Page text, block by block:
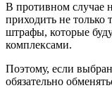
В противном случае
приходить не только
штрафы, которые
комплексами.
Поэтому, если
обязательно